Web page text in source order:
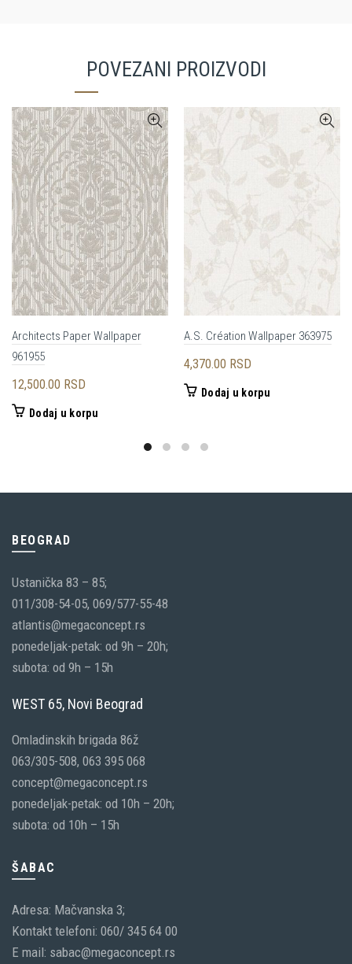
POVEZANI PROIZVODI
Architects Paper Wallpaper
961955
12,500.00 RSD
Dodaj u korpu
A.S. Création Wallpaper 363975
4,370.00 RSD
Dodaj u korpu
BEOGRAD
Ustanička 83 – 85;
011/308-54-05, 069/577-55-48
atlantis@megaconcept.rs
ponedeljak-petak: od 9h – 20h;
subota: od 9h – 15h
WEST 65, Novi Beograd
Omladinskih brigada 86ž
063/305-508, 063 395 068
concept@megaconcept.rs
ponedeljak-petak: od 10h – 20h;
subota: od 10h – 15h
ŠABAC
Adresa: Mačvanska 3;
Kontakt telefoni: 060/ 345 64 00
E mail: sabac@megaconcept.rs